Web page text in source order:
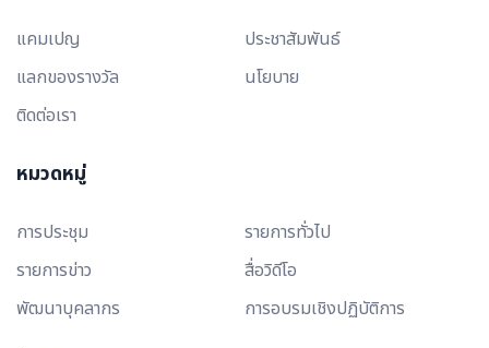
แคมเปญ
ประชาสัมพันธ์
แลกของรางวัล
นโยบาย
ติดต่อเรา
หมวดหมู่
การประชุม
รายการทั่วไป
รายการข่าว
สื่อวิดีโอ
พัฒนาบุคลากร
การอบรมเชิงปฏิบัติการ